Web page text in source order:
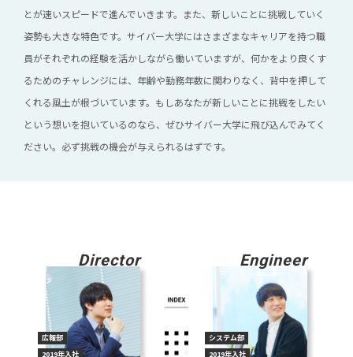
とが速いスピードで進んでいきます。また、新しいことに挑戦していく
姿勢も大きな特色です。サイバー大学にはさまざまなキャリアを持つ職
員がそれぞれの経験を活かしながら働いていますが、何かをより良くす
るためのチャレンジには、年齢や勤務年数に関わりなく、背中を押して
くれる風土が根づいています。もしあなたが新しいことに挑戦をしたい
という想いを抱いているのなら、ぜひサイバー大学に飛び込んでみてく
ださい。必ず挑戦の機会が与えられるはずです。
Director
広報部
2019年入社
Engineer
システム部
2019年入社